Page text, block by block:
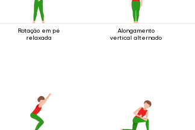
Rotação em pé
relaxada
Alongamento
vertical alternado